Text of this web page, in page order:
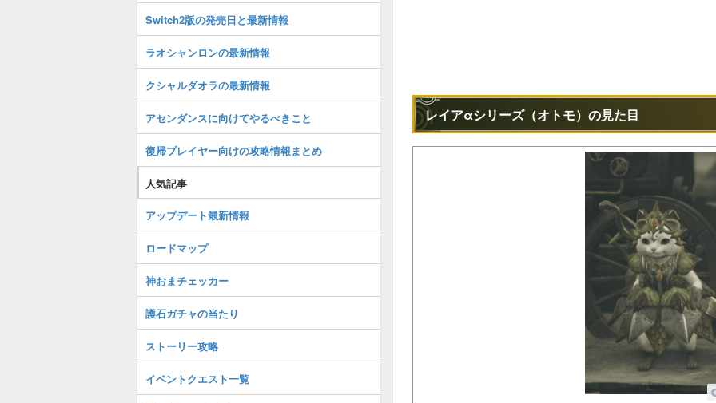
レイアαシリーズ（オトモ）の見た目
Switch2版の発売日と最新情報
ラオシャンロンの最新情報
クシャルダオラの最新情報
アセンダンスに向けてやるべきこと
復帰プレイヤー向けの攻略情報まとめ
人気記事
アップデート最新情報
ロードマップ
神おまチェッカー
護石ガチャの当たり
ストーリー攻略
イベントクエスト一覧